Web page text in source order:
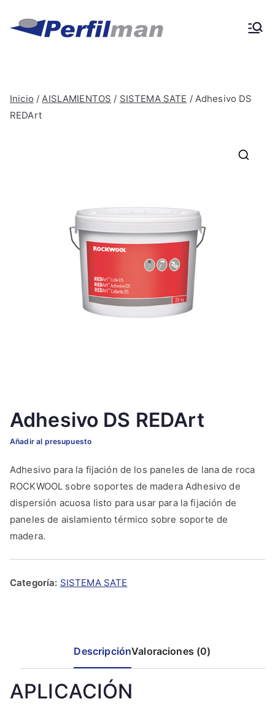
contenido
Perfilma
Materiales de obra y
Inicio /AISLAMIENTOS / SISTEMA SATE / Adhesivo DS
REDArt
Adhesivo DS REDArt
Adhesivo para la fijación de los paneles de lana de roca
ROCKWOOL sobre soportes de madera Adhesivo de
dispersión acuosa listo para usar para la fijación de
paneles de aislamiento térmico sobre soporte de
madera.
Añadir al presupuesto
Categoría: SISTEMA SATE
DescripciónValoraciones (0)
APLICACIÓN